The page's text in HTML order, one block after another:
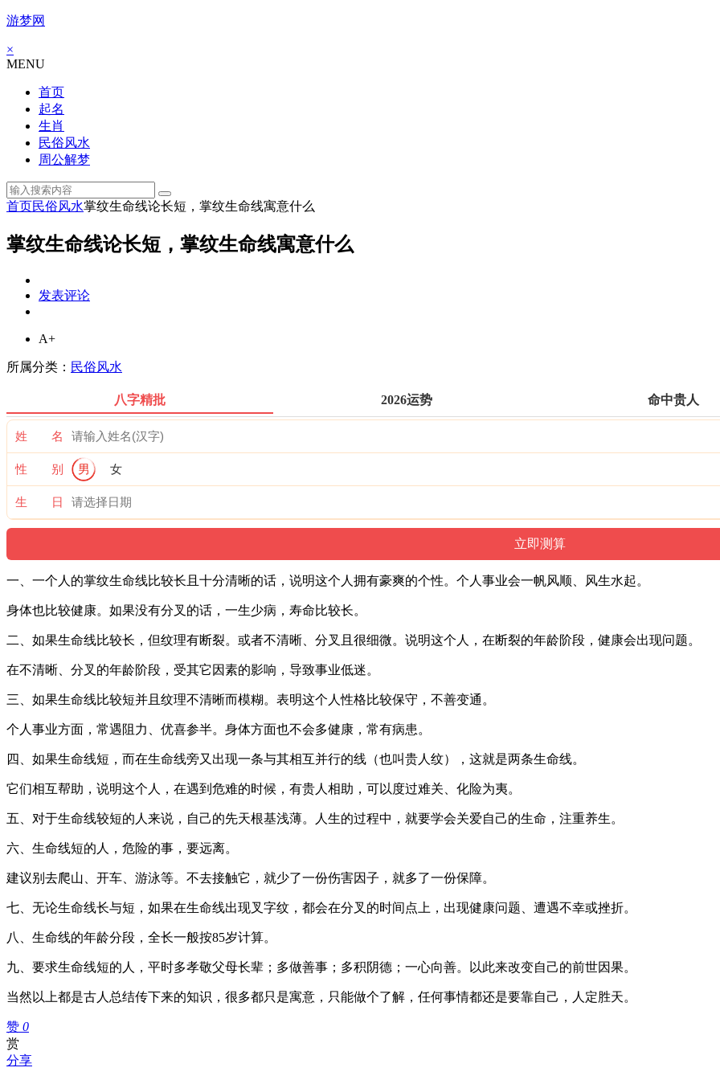
游梦网
×
MENU
首页
起名
生肖
民俗风水
周公解梦
首页民俗风水掌纹生命线论长短，掌纹生命线寓意什么
掌纹生命线论长短，掌纹生命线寓意什么
发表评论
A+
所属分类： 民俗风水
八字精批 2026运势 命中贵人
姓 名
性 别 男 女
生 日
一、一个人的掌纹生命线比较长且十分清晰的话，说明这个人拥有豪爽的个性。个人事业会一帆风顺、风生水起。
身体也比较健康。如果没有分叉的话，一生少病，寿命比较长。
二、如果生命线比较长，但纹理有断裂。或者不清晰、分叉且很细微。说明这个人，在断裂的年龄阶段，健康会出现问题。
在不清晰、分叉的年龄阶段，受其它因素的影响，导致事业低迷。
三、如果生命线比较短并且纹理不清晰而模糊。表明这个人性格比较保守，不善变通。
个人事业方面，常遇阻力、优喜参半。身体方面也不会多健康，常有病患。
四、如果生命线短，而在生命线旁又出现一条与其相互并行的线（也叫贵人纹），这就是两条生命线。
它们相互帮助，说明这个人，在遇到危难的时候，有贵人相助，可以度过难关、化险为夷。
五、对于生命线较短的人来说，自己的先天根基浅薄。人生的过程中，就要学会关爱自己的生命，注重养生。
六、生命线短的人，危险的事，要远离。
建议别去爬山、开车、游泳等。不去接触它，就少了一份伤害因子，就多了一份保障。
七、无论生命线长与短，如果在生命线出现叉字纹，都会在分叉的时间点上，出现健康问题、遭遇不幸或挫折。
八、生命线的年龄分段，全长一般按85岁计算。
九、要求生命线短的人，平时多孝敬父母长辈；多做善事；多积阴德；一心向善。以此来改变自己的前世因果。
当然以上都是古人总结传下来的知识，很多都只是寓意，只能做个了解，任何事情都还是要靠自己，人定胜天。
赞 0
赏
分享